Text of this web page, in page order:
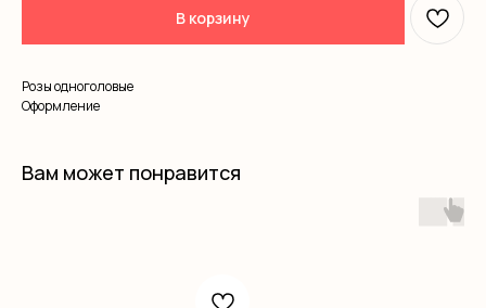
В корзину
Розы одноголовые
Оформление
Вам может понравится